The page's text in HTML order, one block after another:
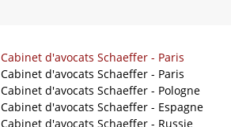
Cabinet d'avocats Schaeffer - Paris
Cabinet d'avocats Schaeffer - Paris
Cabinet d'avocats Schaeffer - Pologne
Cabinet d'avocats Schaeffer - Espagne
Cabinet d'avocats Schaeffer - Russie